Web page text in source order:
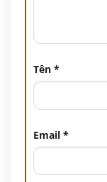
Tên *
Email *